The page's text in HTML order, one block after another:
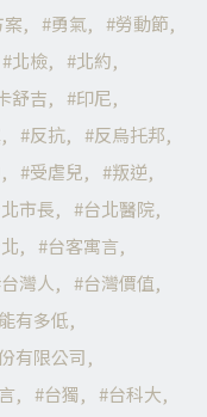
勇氣
勞動節
北檢
北約
舒吉
印尼
反抗
反烏托邦
受虐兒
叛逆
市長
台北醫院
台客寓言
台灣人
台灣價值
有多低
有限公司
台獨
台科大